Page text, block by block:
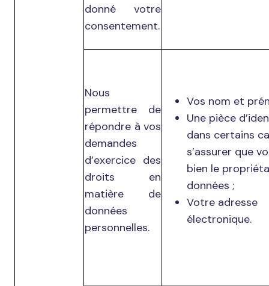
donné votre
consentement.
Nous
permettre de
répondre à vos
demandes
d’exercice des
droits en
matière de
données
personnelles.
Vos nom et
Une pièce
dans certains
s’assurer que
bien le
données ;
Votre adresse
électronique.